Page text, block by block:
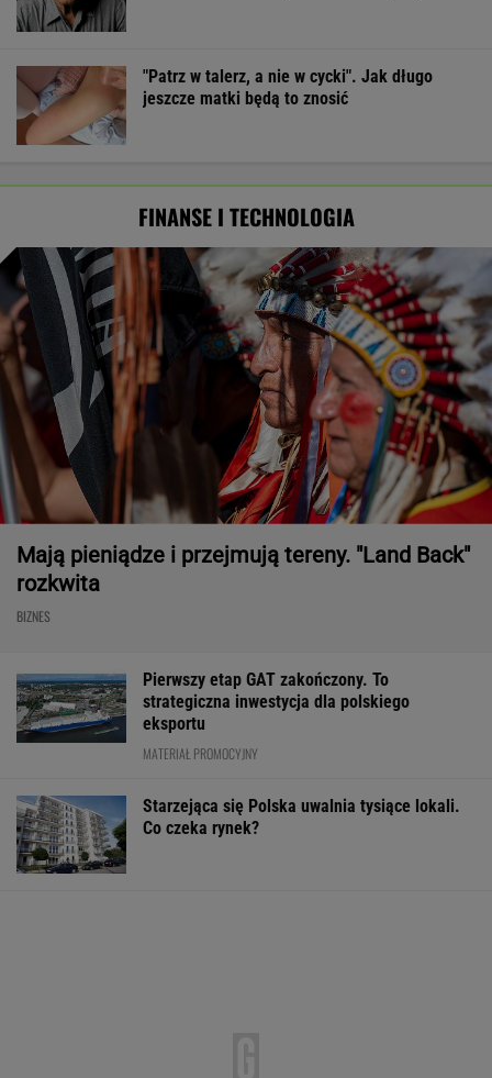
"Patrz w talerz, a nie w cycki". Jak długo
jeszcze matki będą to znosić
FINANSE I TECHNOLOGIA
Mają pieniądze i przejmują tereny. "Land Back"
rozkwita
BIZNES
Pierwszy etap GAT zakończony. To
strategiczna inwestycja dla polskiego
eksportu
MATERIAŁ PROMOCYJNY
Starzejąca się Polska uwalnia tysiące lokali.
Co czeka rynek?